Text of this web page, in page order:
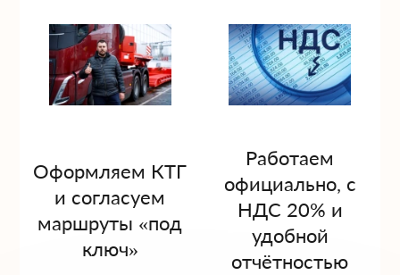
Оформляем КТГ
и согласуем
маршруты «под
ключ»
Работаем
официально, с
НДС 20% и
удобной
отчётностью